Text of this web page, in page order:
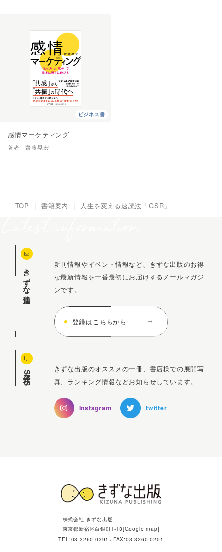
ビジネス書
感情マーケティング
著者｜齊藤晃宏
TOP | 書籍案内 | 人生を変える速読法「GSR」
きずな通信
新刊情報やイベント情報など、きずな出版のお得
な最新情報を一番最初にお届けするメールマガジ
ンです。
登録はこちらから
公式SNS
きずな出版のオススメの一冊、書店様での展開写
真、ランキング情報などお知らせしています。
Instagram twitter
株式会社 きずな出版
東京都新宿区白銀町1-13[Google map]
TEL:03-3260-0391 FAX:03-3260-0201